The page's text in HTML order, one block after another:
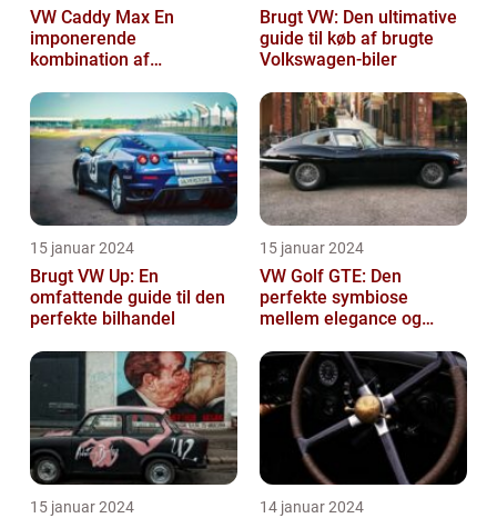
VW Caddy Max En
imponerende
kombination af
og komfort
Brugt VW: Den ultimative
guide til køb af brugte
Volkswagen-biler
15 januar 2024
Brugt VW Up: En
omfattende guide til den
perfekte bilhandel
15 januar 2024
VW Golf GTE: Den
perfekte symbiose
mellem elegance og
15 januar 2024 14 januar 2024